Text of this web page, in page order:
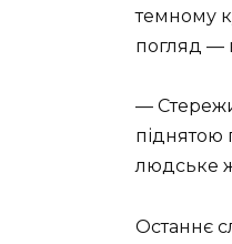
темному
погляд —
—
піднятою
людське
Останнє